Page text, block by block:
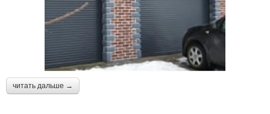
читать дальше →